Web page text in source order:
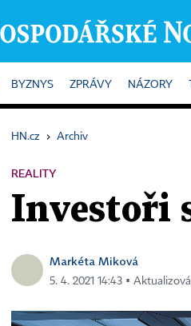
HOME
BYZNYS ZPRÁVY NÁZORY
HN.cz › Archiv
REALITY
Investoři
Markéta Miková
5. 4. 2021 14:43 ▪